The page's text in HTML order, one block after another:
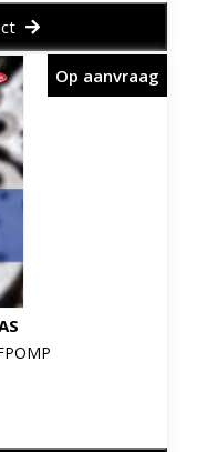
Op aanvraag